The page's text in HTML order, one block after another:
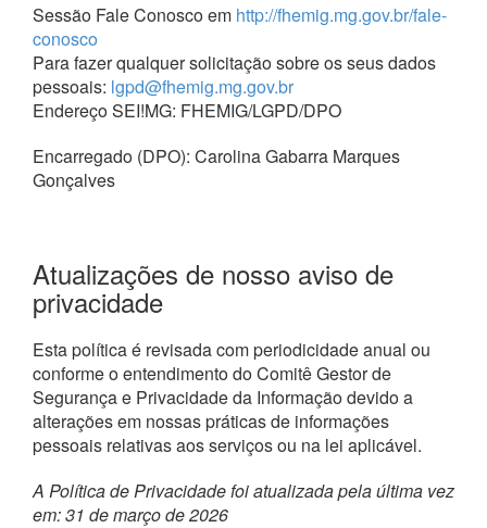
Sessão Fale Conosco em http://fhemig.mg.gov.br/fale-
conosco
Para fazer qualquer solicitação sobre os seus dados
pessoais: lgpd@fhemig.mg.gov.br
Endereço SEI!MG: FHEMIG/LGPD/DPO
Encarregado (DPO): Carolina Gabarra Marques
Gonçalves
Atualizações de nosso aviso de
privacidade
Esta política é revisada com periodicidade anual ou
conforme o entendimento do Comitê Gestor de
Segurança e Privacidade da Informação devido a
alterações em nossas práticas de informações
pessoais relativas aos serviços ou na lei aplicável.
A Política de Privacidade foi atualizada pela última vez
em: 31 de março de 2026